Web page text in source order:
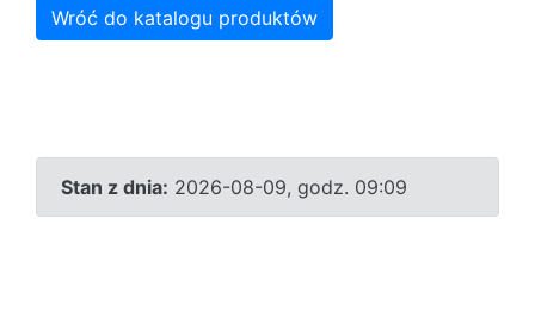
Wróć do katalogu produktów
Stan z dnia: 2026-08-09, godz. 09:09